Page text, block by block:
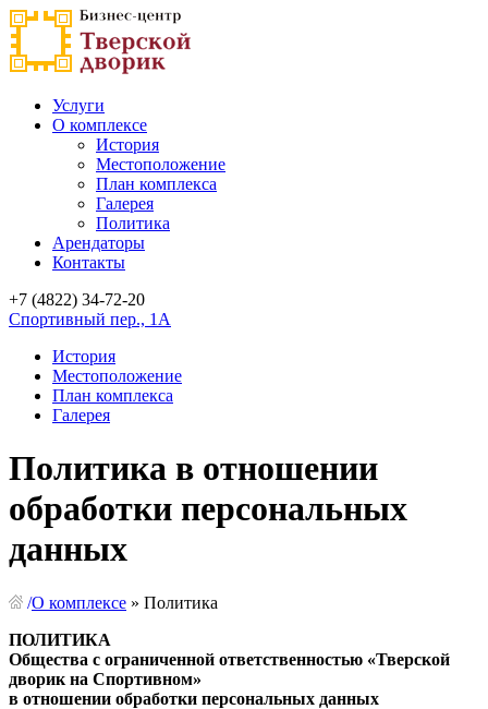
Услуги
О комплексе
История
Местоположение
План комплекса
Галерея
Политика
Арендаторы
Контакты
+7 (4822) 34-72-20
Спортивный пер., 1А
История
Местоположение
План комплекса
Галерея
Политика в отношении
обработки персональных
данных
/О комплексе » Политика
ПОЛИТИКА
Общества с ограниченной ответственностью «Тверской
дворик на Спортивном»
в отношении обработки персональных данных